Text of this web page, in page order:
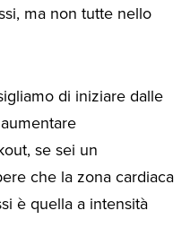
ma non tutte nello
di iniziare dalle
se sei un
che la zona cardiaca
è quella a intensità